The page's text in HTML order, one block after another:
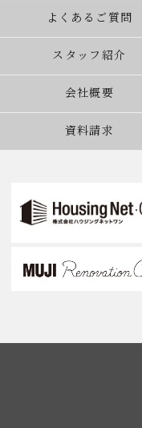
よくあるご質問
スタッフ紹介
会社概要
資料請求